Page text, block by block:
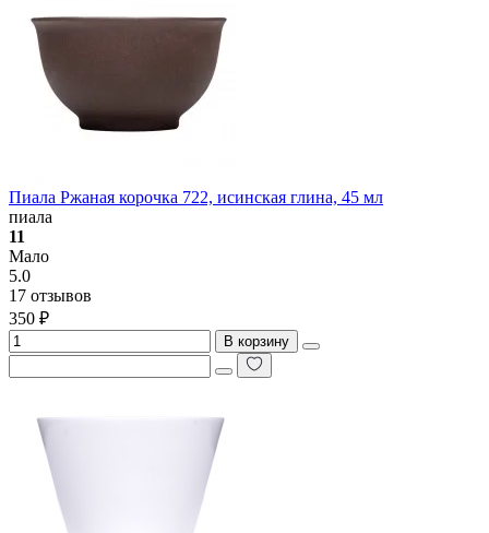
Пиала Ржаная корочка 722, исинская глина, 45 мл
пиала
11
Мало
5.0
17 отзывов
350 ₽
В корзину